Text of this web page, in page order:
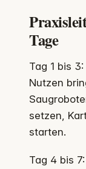
Tage
Tag 1 bis
Nutzen
setzen,
starten.
Tag 4 bis